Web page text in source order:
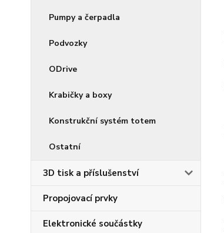
Pumpy a čerpadla
Podvozky
ODrive
Krabičky a boxy
Konstrukční systém totem
Ostatní
3D tisk a příslušenství
Propojovací prvky
Elektronické součástky